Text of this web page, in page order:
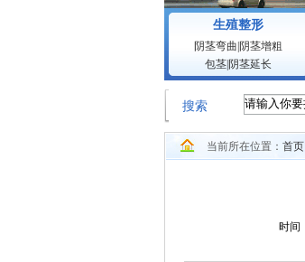
生殖整形
阴茎弯曲 阴茎增粗
包茎| 阴茎延长
搜索
当前所在位置： 首页
时间